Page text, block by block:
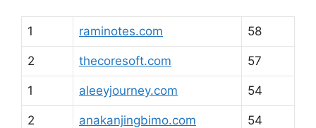
1 raminotes.com 58
2 thecoresoft.com 57
1 aleeyjourney.com 54
2 anakanjingbimo.com 54